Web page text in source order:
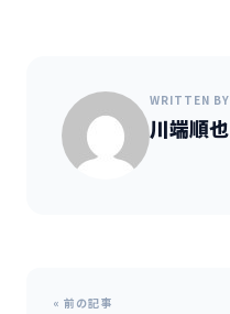
WRITTEN BY
川端順也
« 前の記事